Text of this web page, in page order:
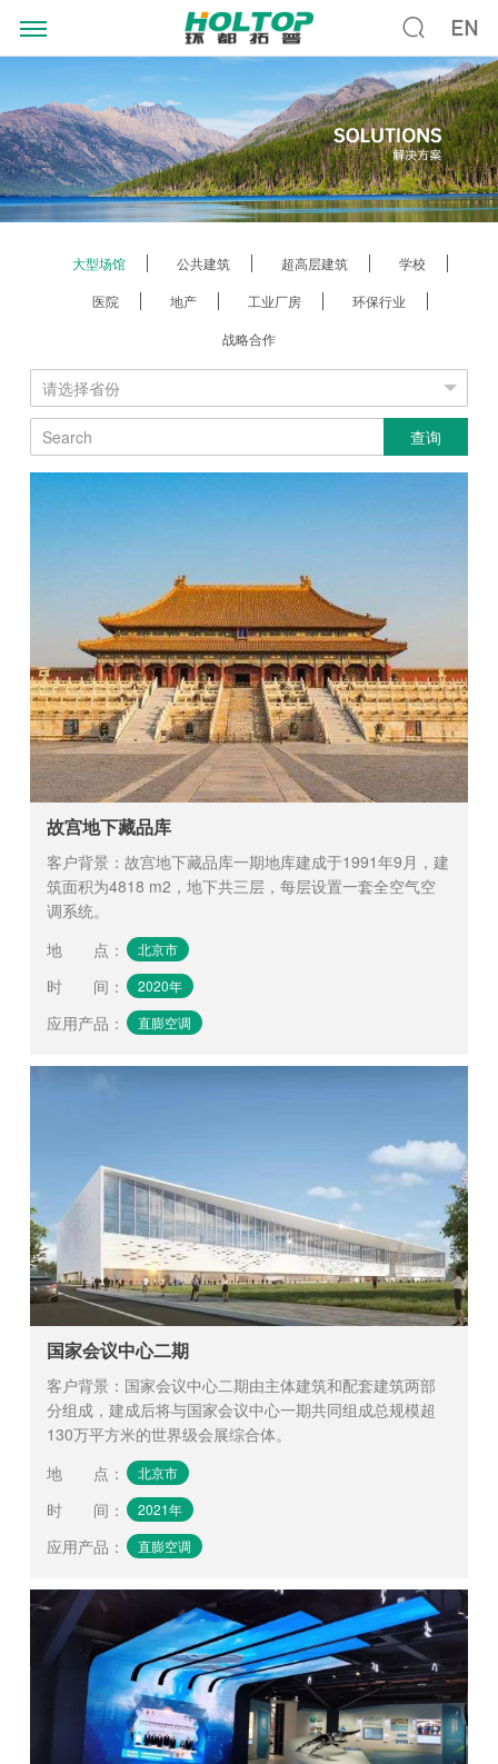
大型场馆 公共建筑 超高层建筑
学校
医院
地产 工业厂房
环保行业
战略合作
查询
故宫地下藏品库
客户背景：故宫地下藏品库一期地库建成于1991年9月，建
筑面积为4818 m2，地下共三层，每层设置一套全空气空
调系统。
地 点 ： 北京市
时 间 ： 2020年
应用产品 ： 直膨空调
国家会议中心二期
客户背景：国家会议中心二期由主体建筑和配套建筑两部
分组成，建成后将与国家会议中心一期共同组成总规模超
130万平方米的世界级会展综合体。
地 点 ： 北京市
时 间 ： 2021年
应用产品 ： 直膨空调